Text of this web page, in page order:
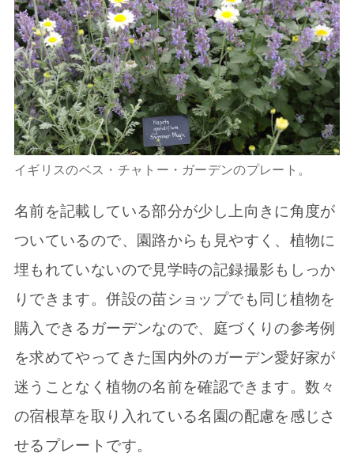
イギリスのベス・チャトー・ガーデンのプレート。
名前を記載している部分が少し上向きに角度が
ついているので、園路からも見やすく、植物に
埋もれていないので見学時の記録撮影もしっか
りできます。併設の苗ショップでも同じ植物を
購入できるガーデンなので、庭づくりの参考例
を求めてやってきた国内外のガーデン愛好家が
迷うことなく植物の名前を確認できます。数々
の宿根草を取り入れている名園の配慮を感じさ
せるプレートです。